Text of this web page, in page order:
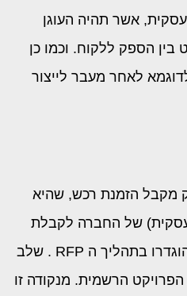
אשר תהיה העוגן
הספק ללקוח. וכמו כן
לאחר מעבר לייצור
מקבל הזמנת רכש, שהיא
של החברה לקבלת
שירותים או מוצרים כפי שהוגדרו בתהליך ה RFP . שלב
הרשמית. מנקודה זו